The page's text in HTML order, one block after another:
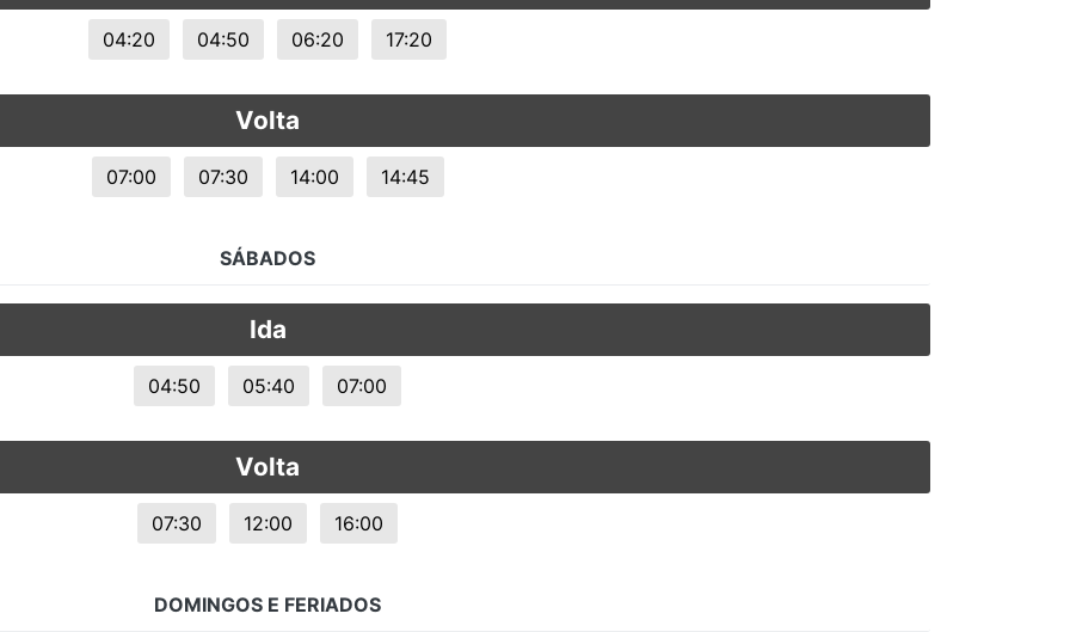
04:20 04:50 06:20 17:20
Volta
07:00 07:30 14:00 14:45
SÁBADOS
Ida
04:50 05:40 07:00
Volta
07:30 12:00 16:00
DOMINGOS E FERIADOS